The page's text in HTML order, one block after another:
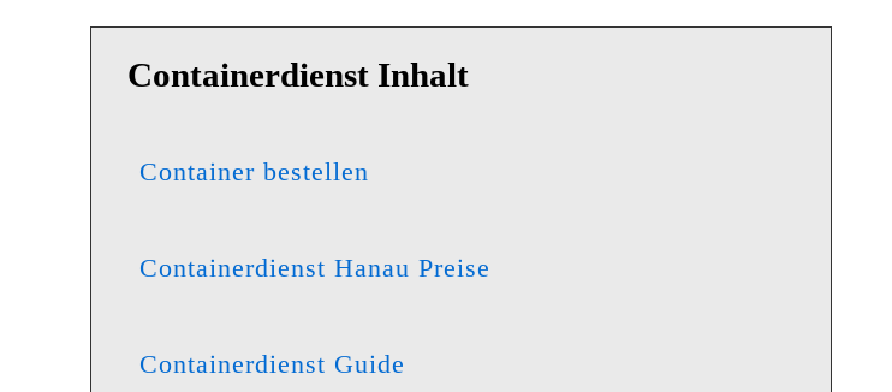
Containerdienst Inhalt
Container bestellen
Containerdienst Hanau Preise
Containerdienst Guide